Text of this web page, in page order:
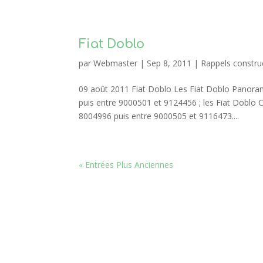
Fiat Doblo
parWebmaster | Sep 8, 2011 | Rappels
09 août 2011 Fiat Doblo Les Fiat Doblo
puis entre 9000501 et 9124456 ; les Fiat
8004996 puis entre 9000505 et 9116473....
« Entrées Plus Anciennes